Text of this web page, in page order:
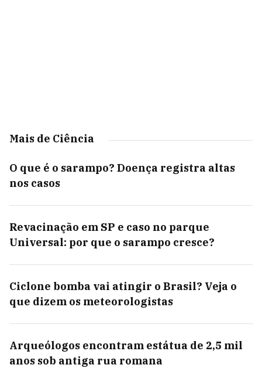
Mais de Ciência
O que é o sarampo? Doença registra altas
nos casos
Revacinação em SP e caso no parque
Universal: por que o sarampo cresce?
Ciclone bomba vai atingir o Brasil? Veja o
que dizem os meteorologistas
Arqueólogos encontram estátua de 2,5 mil
anos sob antiga rua romana